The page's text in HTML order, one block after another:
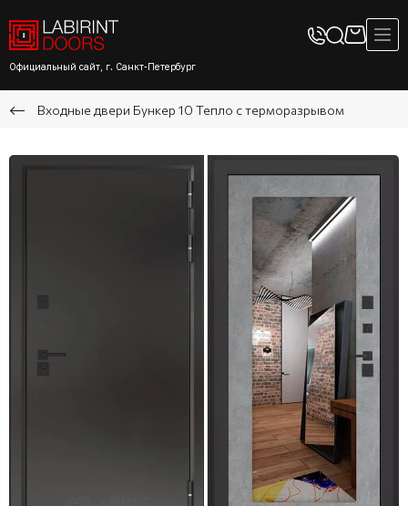
Официальный сайт, г. Санкт-Петербург
Входные двери Бункер 10 Тепло с терморазрывом